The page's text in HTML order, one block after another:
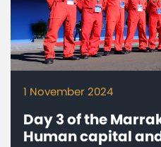
1 November 2024
Day 3 of the
Human capital